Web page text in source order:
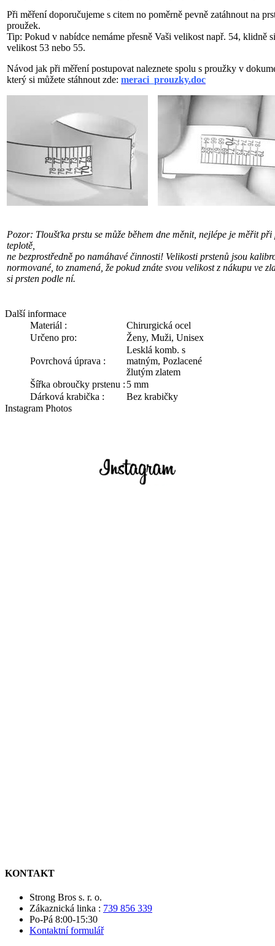
Při měření doporučujeme s citem no poměrně pevně zatáhnout na
proužek.
Tip: Pokud v nabídce nemáme přesně Vaši velikost např. 54, klidně
velikost 53 nebo 55.
Návod jak při měření postupovat naleznete spolu s proužky v
který si můžete stáhnout zde: meraci_prouzky.doc
Pozor: Tloušťka prstu se může během dne měnit, nejlépe je měřit při
teplotě,
ne bezprostředně po namáhavé činnosti! Velikosti prstenů jsou
normované, to znamená, že pokud znáte svou velikost z nákupu ve
si prsten podle ní.
Další informace
Materiál :
Chirurgická ocel
Určeno pro:
Ženy, Muži, Unisex
Povrchová úprava :
Lesklá komb. s
matným, Pozlacené
žlutým zlatem
Šířka obroučky prstenu : 5 mm
Dárková krabička :
Bez krabičky
Instagram Photos
KONTAKT
Strong Bros s. r. o.
Zákaznická linka : 739 856 339
Po-Pá 8:00-15:30
Kontaktní formulář